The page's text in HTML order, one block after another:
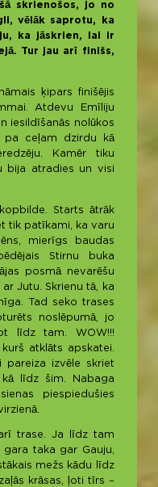
skrienošos, jo no
vēlāk saprotu, ka
ka jāskrien, lai ir
Tur jau arī finišs,
ķipars finišējis
Atdevu Emīliju
iesildīšanās nolūkos
pa ceļam dzirdu kā
Kamēr tiku
bija atradies un visi
Starts ātrāk
tik patīkami, ka varu
mierīgs baudas
Stirnu buka
posmā nevarēšu
Jutu. Skrienu tā, ka
Tad seko trases
noslēpumā, jo
līdz tam. WOW!!!
atklāts apskatei.
pareiza izvēle skriet
līdz šim. Nabaga
piespiedušies
trase. Ja līdz tam
gara taka gar Gauju,
mežs kādu līdz
krāsas, ļoti tīrs –